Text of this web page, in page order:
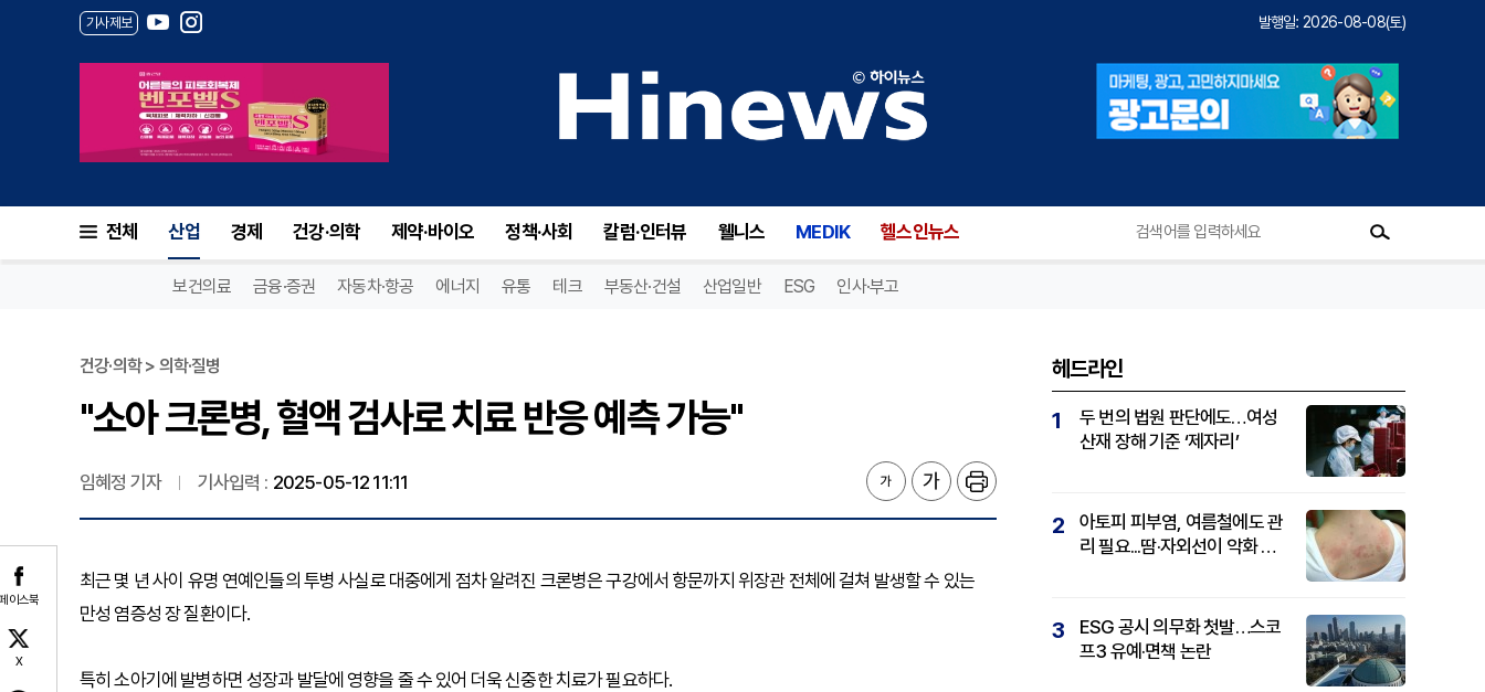
기사제보 발행일: 2026-08-08(토)
전체 산업 경제 건강·의학 제약·바이오 정책·사회 칼럼·인터뷰 웰니스 MEDIK 헬스인뉴스
보건의료 금융·증권 자동차·항공 에너지 유통 테크 부동산·건설 산업일반 ESG 인사·부고
이스북
X
건강·의학 > 의학·질병
"소아 크론병, 혈액 검사로 치료 반응 예측 가능"
임혜정 기자 기사입력 : 2025-05-12 11:11
최근 몇 년 사이 유명 연예인들의 투병 사실로 대중에게 점차 알려진 크론병은 구강에서 항문까지 위장관 전체에 걸쳐 발생할 수 있는
만성 염증성 장 질환이다.
특히 소아기에 발병하면 성장과 발달에 영향을 줄 수 있어 더욱 신중한 치료가 필요하다.
헤드라인
1
두 번의 법원 판단에도…여성
산재 장해 기준 ‘제자리’
2
아토피 피부염, 여름철에도 관
리 필요...땀·자외선이 악화 요
3
ESG 공시 의무화 첫발…스코
프3 유예·면책 논란